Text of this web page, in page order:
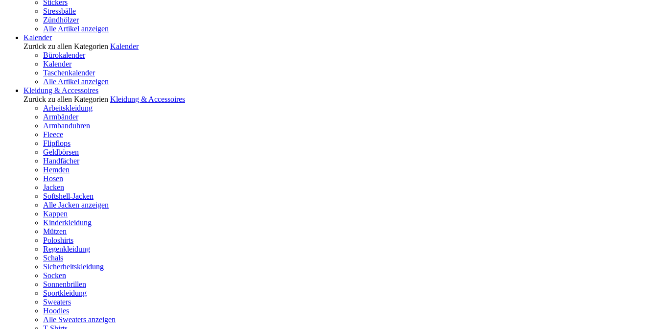
Stickers
Stressbälle
Zündhölzer
Alle Artikel anzeigen
Kalender
Zurück zu allen Kategorien Kalender
Bürokalender
Kalender
Taschenkalender
Alle Artikel anzeigen
Kleidung & Accessoires
Zurück zu allen Kategorien Kleidung & Accessoires
Arbeitskleidung
Armbänder
Armbanduhren
Fleece
Flipflops
Geldbörsen
Handfächer
Hemden
Hosen
Jacken
Softshell-Jacken
Alle Jacken anzeigen
Kappen
Kinderkleidung
Mützen
Poloshirts
Regenkleidung
Schals
Sicherheitskleidung
Socken
Sonnenbrillen
Sportkleidung
Sweaters
Hoodies
Alle Sweaters anzeigen